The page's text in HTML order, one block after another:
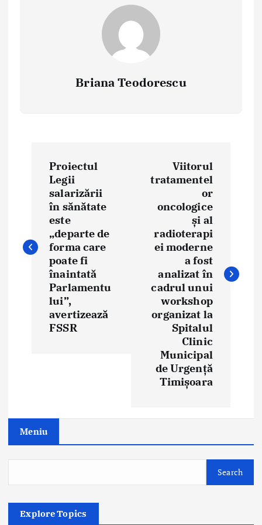
Briana Teodorescu
n
o
n
Proiectul
Legii
salarizării
în sănătate
este
„departe de
forma care
poate fi
înaintată
Parlamentu
lui”,
avertizează
FSSR
Viitorul
tratamentel
or
oncologice
și al
radioterapi
ei moderne
a fost
analizat în
cadrul unui
workshop
organizat la
Spitalul
Clinic
Municipal
de Urgență
Timișoara
Meniu
Search
Explore Topics